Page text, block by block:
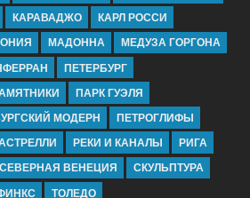
КАРАВАДЖО
КАРЛ РОССИ
МАДОННА
МЕДУЗА ГОРГОНА
ПЕТЕРБУРГ
ПАРК ГУЭЛЯ
МОДЕРН
ПЕТРОГЛИФЫ
РЕКИ И КАНАЛЫ
РИГА
СЕВЕРНАЯ ВЕНЕЦИЯ
СКУЛЬПТУРА
ТОЛЕДО